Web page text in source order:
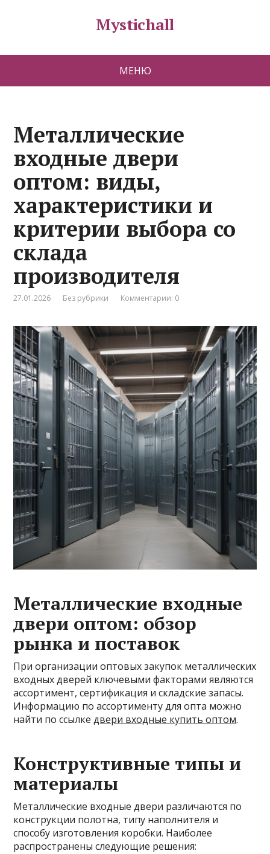
Mystichall
МЕНЮ
Металлические
входные двери
оптом: виды,
характеристики и
критерии выбора со
склада
производителя
27.01.2026 Без рубрики Комментарии: 0
Металлические входные
двери оптом: обзор
рынка и поставок
При организации оптовых закупок металлических
входных дверей ключевыми факторами являются
ассортимент, сертификация и складские запасы.
Информацию по ассортименту для опта можно
найти по ссылкедвери входные купить оптом.
Конструктивные типы и
материалы
Металлические входные двери различаются по
конструкции полотна, типу наполнителя и
способу изготовления коробки. Наиболее
распространены следующие решения: